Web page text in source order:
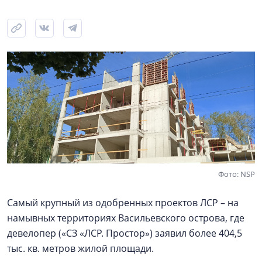
Фото: NSP
Самый крупный из одобренных проектов ЛСР – на
намывных территориях Васильевского острова, где
девелопер («СЗ «ЛСР. Простор») заявил более 404,5
тыс. кв. метров жилой площади.